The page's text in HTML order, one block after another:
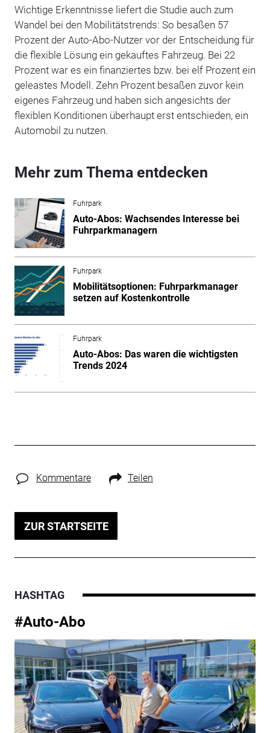
Wichtige Erkenntnisse liefert die Studie auch zum
Wandel bei den Mobilitätstrends: So besaßen 57
Prozent der Auto-Abo-Nutzer vor der Entscheidung für
die flexible Lösung ein gekauftes Fahrzeug. Bei 22
Prozent war es ein finanziertes bzw. bei elf Prozent ein
geleastes Modell. Zehn Prozent besaßen zuvor kein
eigenes Fahrzeug und haben sich angesichts der
flexiblen Konditionen überhaupt erst entschieden, ein
Automobil zu nutzen.
Mehr zum Thema entdecken
Fuhrpark
Auto-Abos: Wachsendes Interesse bei
Fuhrparkmanagern
Fuhrpark
Mobilitätsoptionen: Fuhrparkmanager
setzen auf Kostenkontrolle
Fuhrpark
Auto-Abos: Das waren die wichtigsten
Trends 2024
Kommentare Teilen
ZUR STARTSEITE
HASHTAG
#Auto-Abo